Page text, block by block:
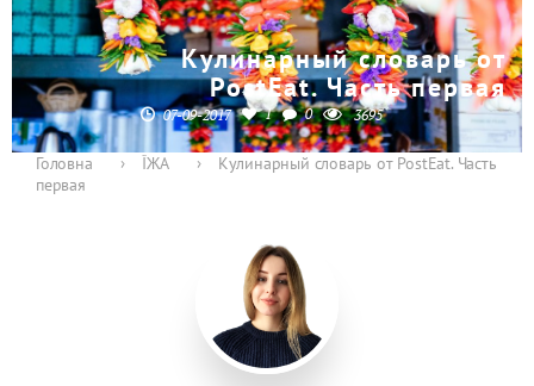
Кулинарный словарь от
PostEat. Часть первая
07-09-2017 1 0 3695
Головна › ЇЖА ›
Кулинарный словарь от PostEat. Часть
первая